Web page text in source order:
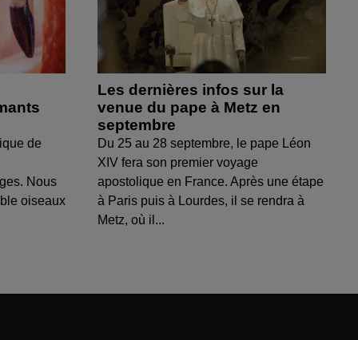
de
Nous
oiseaux
Les dernières infos sur la
venue du pape à Metz en
septembre
Du 25 au 28 septembre, le pape Léon
XIV fera son premier voyage
apostolique en France. Après une étape
à Paris puis à Lourdes, il se rendra à
Metz, où il...